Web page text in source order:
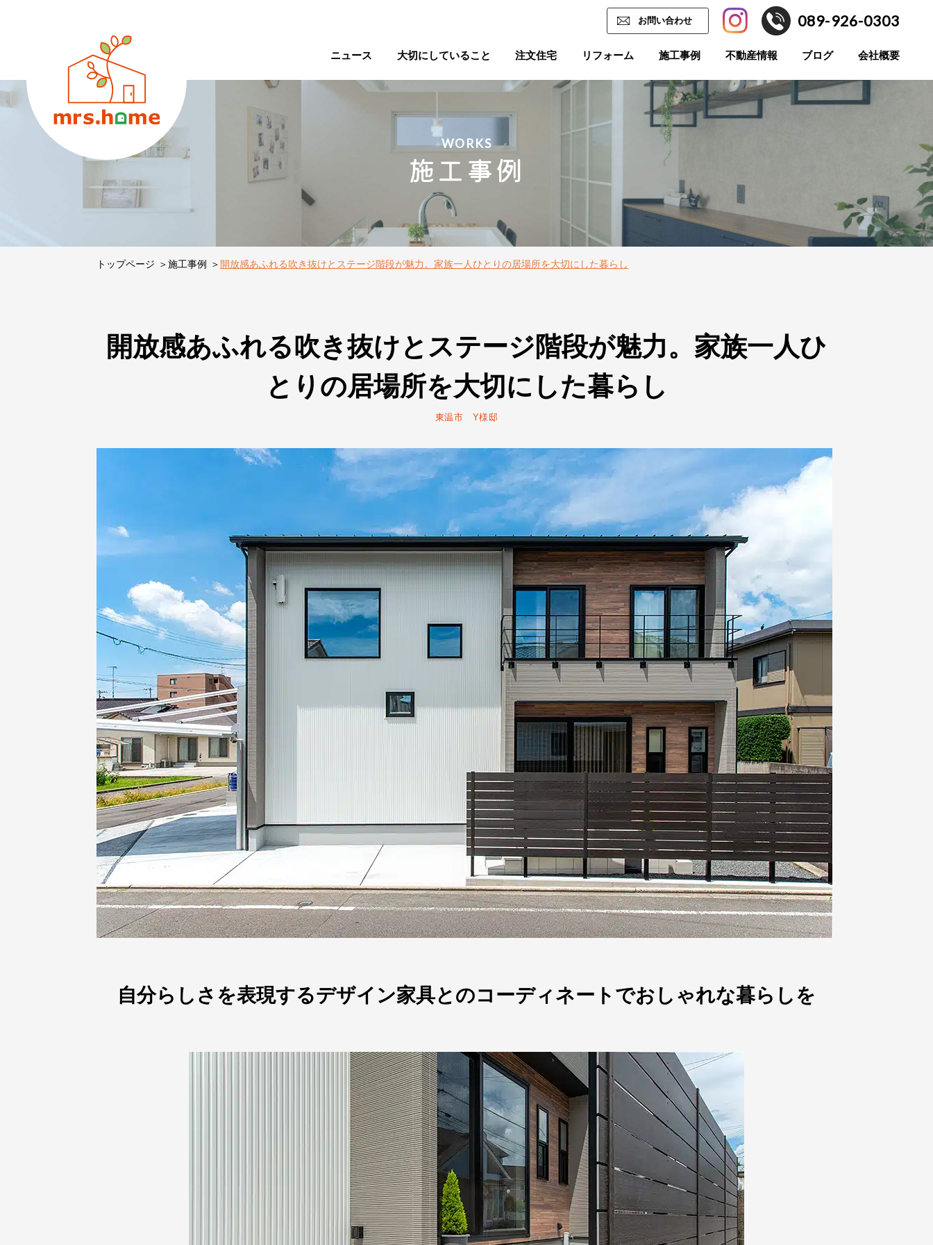
ニュース 大切にしていること 注文住宅 リフォーム 施工事例 不動産情報 ブログ 会社概要
お問い合わせ 089-926-0303
WORKS
施工事例
トップページ 施工事例 開放感あふれる吹き抜けとステージ階段が魅力。家族一人ひとりの居場所を大切にした暮らし
開放感あふれる吹き抜けとステージ階段が魅力。家族一人ひ
とりの居場所を大切にした暮らし
東温市 Y様邸
自分らしさを表現するデザイン家具とのコーディネートでおしゃれな暮らしを